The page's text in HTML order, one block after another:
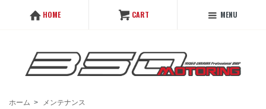
HOME CART MENU
ホーム > メンテナンス